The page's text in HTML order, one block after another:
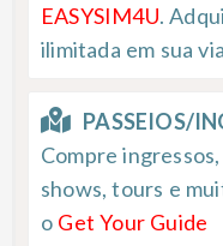
EASYSIM4U.
ilimitada em sua
PASSEIOS/
Compre
shows, tours e
o Get Your Guide